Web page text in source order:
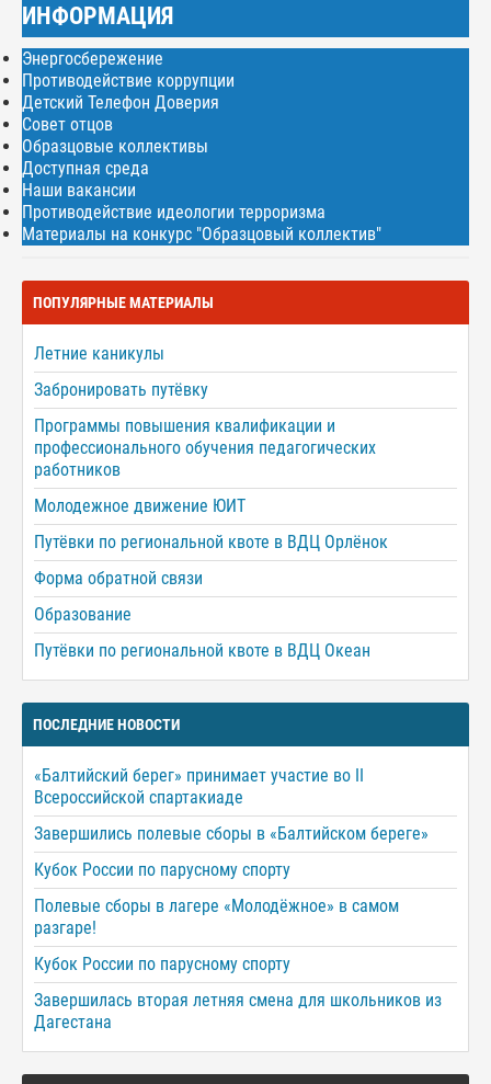
ИНФОРМАЦИЯ
Энергосбережение
Противодействие коррупции
Детский Телефон Доверия
Совет отцов
Образцовые коллективы
Доступная среда
Наши вакансии
Противодействие идеологии терроризма
Материалы на конкурс "Образцовый коллектив"
ПОПУЛЯРНЫЕ МАТЕРИАЛЫ
Летние каникулы
Забронировать путёвку
Программы повышения квалификации и
профессионального обучения педагогических
работников
Молодежное движение ЮИТ
Путёвки по региональной квоте в ВДЦ Орлёнок
Форма обратной связи
Образование
Путёвки по региональной квоте в ВДЦ Океан
ПОСЛЕДНИЕ НОВОСТИ
«Балтийский берег» принимает участие во II
Всероссийской спартакиаде
Завершились полевые сборы в «Балтийском береге»
Кубок России по парусному спорту
Полевые сборы в лагере «Молодёжное» в самом
разгаре!
Кубок России по парусному спорту
Завершилась вторая летняя смена для школьников из
Дагестана